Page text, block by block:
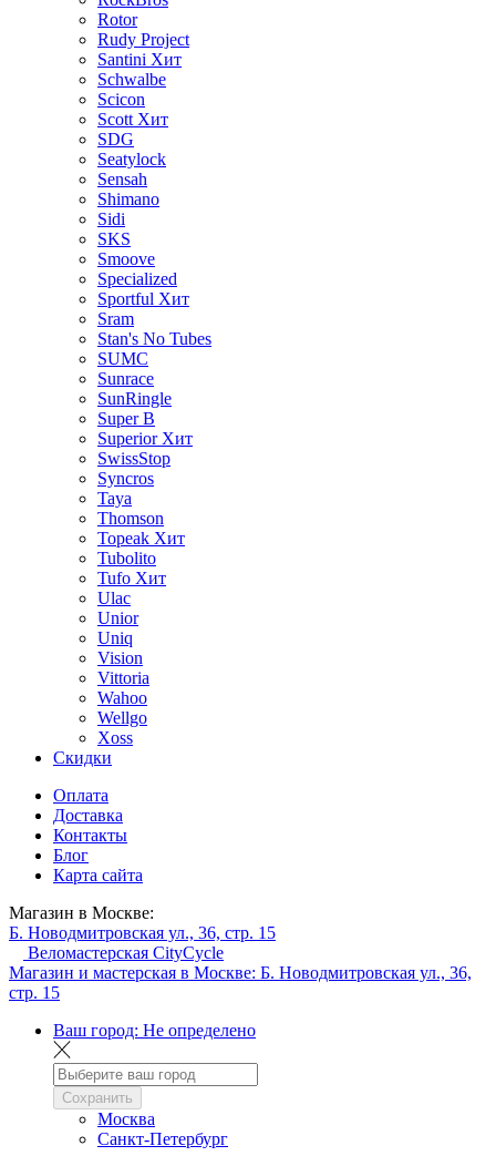
Rotor
Rudy Project
Santini Хит
Schwalbe
Scicon
Scott Хит
SDG
Seatylock
Sensah
Shimano
Sidi
SKS
Smoove
Specialized
Sportful Хит
Sram
Stan's No Tubes
SUMC
Sunrace
SunRingle
Super B
Superior Хит
SwissStop
Syncros
Taya
Thomson
Topeak Хит
Tubolito
Tufo Хит
Ulac
Unior
Uniq
Vision
Vittoria
Wahoo
Wellgo
Xoss
Скидки
Оплата
Доставка
Контакты
Блог
Карта сайта
Магазин в Москве:
Б. Новодмитровская ул., 36, стр. 15
Веломастерская CityCycle
Магазин и мастерская в Москве: Б. Новодмитровская ул., 36,
стр. 15
Ваш город: Не определено
Сохранить
Москва
Санкт-Петербург